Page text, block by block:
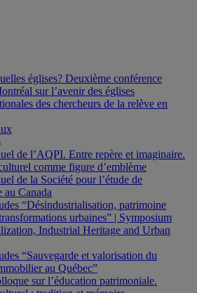
églises? Deuxième conférence
sur l’avenir des églises
des chercheurs de la relève en
de l’AQPI. Entre repère et imaginaire.
comme figure d’emblème
de la Société pour l’étude de
au Canada
“Désindustrialisation, patrimoine
urbaines” | Symposium
Industrial Heritage and Urban
“Sauvegarde et valorisation du
au Québec”
sur l’éducation patrimoniale.